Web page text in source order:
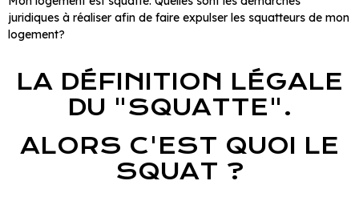
juridiques à réaliser afin de faire expulser les squatteurs de mon
logement?
LA DÉFINITION LÉGALE
DU "SQUATTE".
ALORS C'EST QUOI LE
SQUAT ?